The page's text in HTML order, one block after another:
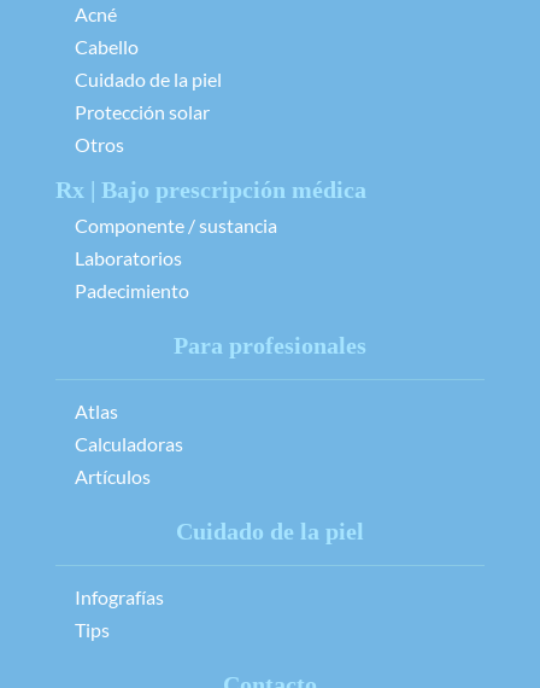
Acné
Cabello
Cuidado de la piel
Protección solar
Otros
Rx | Bajo prescripción médica
Componente / sustancia
Laboratorios
Padecimiento
Para profesionales
Atlas
Calculadoras
Artículos
Cuidado de la piel
Infografías
Tips